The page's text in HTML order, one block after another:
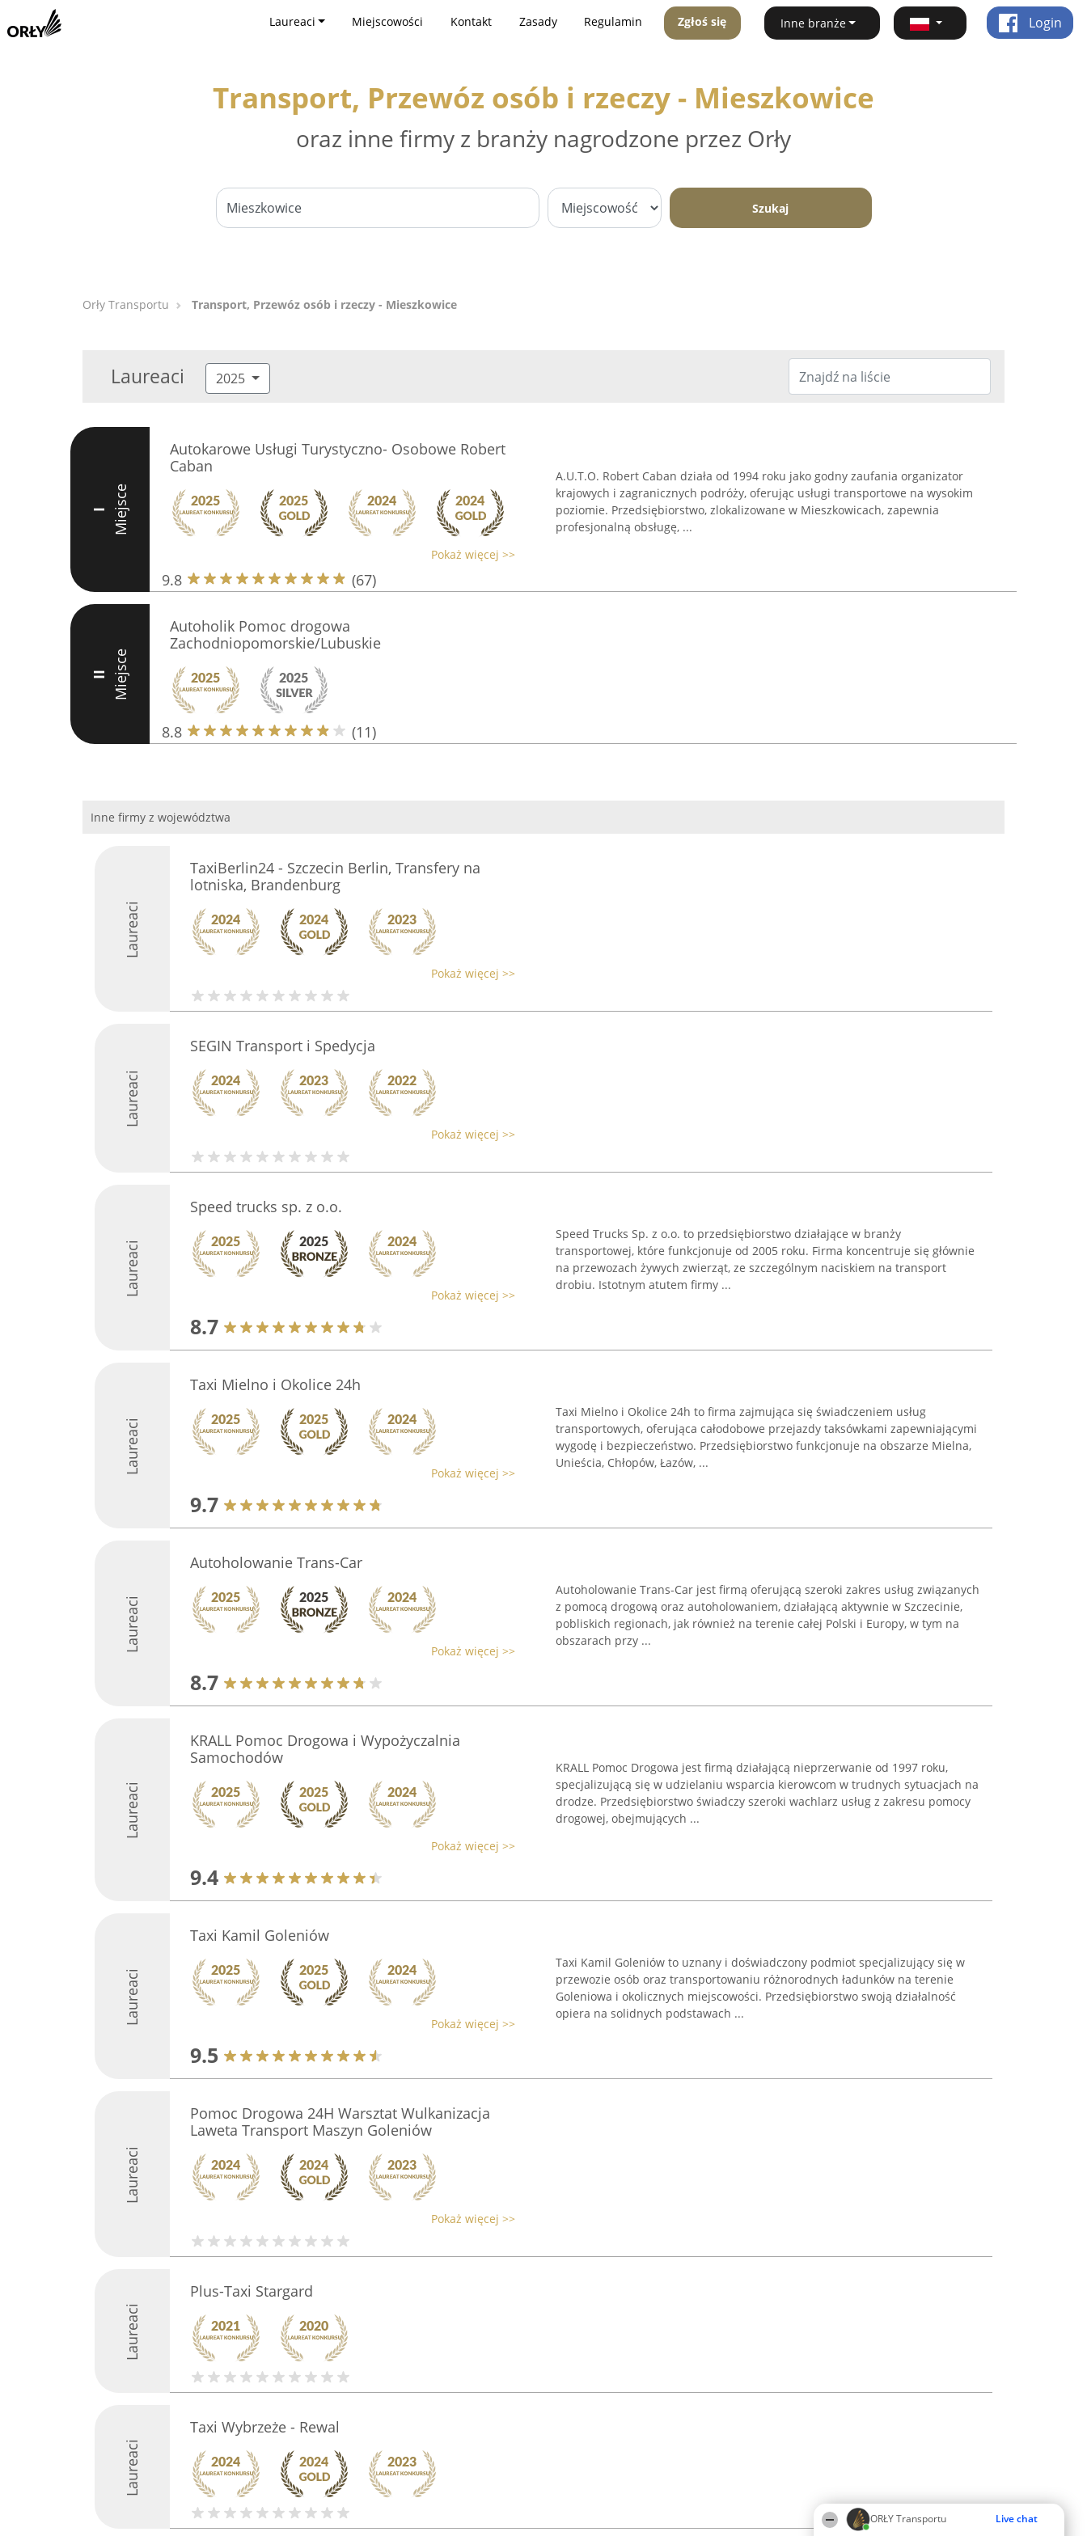
ORŁY Transportu Live chat
Laureaci Miejscowości Kontakt Zasady Regulamin Zgłoś się Inne branże Login
Transport, Przewóz osób i rzeczy - Mieszkowice
oraz inne firmy z branży nagrodzone przez Orły
Szukaj
Orły Transportu Transport, Przewóz osób i rzeczy - Mieszkowice
Laureaci 2025
I Miejsce
Autokarowe Usługi Turystyczno- Osobowe Robert
Caban
Pokaż więcej >>
9.8 (67)
A.U.T.O. Robert Caban działa od 1994 roku jako godny zaufania organizator
krajowych i zagranicznych podróży, oferując usługi transportowe na wysokim
poziomie. Przedsiębiorstwo, zlokalizowane w Mieszkowicach, zapewnia
profesjonalną obsługę, ...
II Miejsce
Autoholik Pomoc drogowa
Zachodniopomorskie/Lubuskie
8.8 (11)
Inne firmy z województwa
Laureaci
TaxiBerlin24 - Szczecin Berlin, Transfery na
lotniska, Brandenburg
Pokaż więcej >>
Laureaci
SEGIN Transport i Spedycja
Pokaż więcej >>
Laureaci
Speed trucks sp. z o.o.
Pokaż więcej >>
8.7
Speed Trucks Sp. z o.o. to przedsiębiorstwo działające w branży
transportowej, które funkcjonuje od 2005 roku. Firma koncentruje się głównie
na przewozach żywych zwierząt, ze szczególnym naciskiem na transport
drobiu. Istotnym atutem firmy ...
Laureaci
Taxi Mielno i Okolice 24h
Pokaż więcej >>
9.7
Taxi Mielno i Okolice 24h to firma zajmująca się świadczeniem usług
transportowych, oferująca całodobowe przejazdy taksówkami zapewniającymi
wygodę i bezpieczeństwo. Przedsiębiorstwo funkcjonuje na obszarze Mielna,
Unieścia, Chłopów, Łazów, ...
Laureaci
Autoholowanie Trans-Car
Pokaż więcej >>
8.7
Autoholowanie Trans-Car jest firmą oferującą szeroki zakres usług związanych
z pomocą drogową oraz autoholowaniem, działającą aktywnie w Szczecinie,
pobliskich regionach, jak również na terenie całej Polski i Europy, w tym na
obszarach przy ...
Laureaci
KRALL Pomoc Drogowa i Wypożyczalnia
Samochodów
Pokaż więcej >>
9.4
KRALL Pomoc Drogowa jest firmą działającą nieprzerwanie od 1997 roku,
specjalizującą się w udzielaniu wsparcia kierowcom w trudnych sytuacjach na
drodze. Przedsiębiorstwo świadczy szeroki wachlarz usług z zakresu pomocy
drogowej, obejmujących ...
Laureaci
Taxi Kamil Goleniów
Pokaż więcej >>
9.5
Taxi Kamil Goleniów to uznany i doświadczony podmiot specjalizujący się w
przewozie osób oraz transportowaniu różnorodnych ładunków na terenie
Goleniowa i okolicznych miejscowości. Przedsiębiorstwo swoją działalność
opiera na solidnych podstawach ...
Laureaci
Pomoc Drogowa 24H Warsztat Wulkanizacja
Laweta Transport Maszyn Goleniów
Pokaż więcej >>
Laureaci
Plus-Taxi Stargard
Laureaci
Taxi Wybrzeże - Rewal